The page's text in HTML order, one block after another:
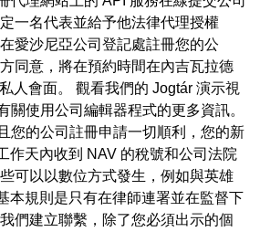
一名代表並給予他法律代理授權
愛沙尼亞公司登記處註冊您的公
同意，將在預約時間在內吉瓦拉德
人會面。 觀看我們的 Jogtár 演示視
關使用公司編輯器程式的更多資訊。
您的公司註冊申請一切順利，您的新
作天內收到 NAV 的稅號和公司法院
可以以數位方式發生，例如與英雄
本規則是只有在律師連署並在監督下
們建立聯繫，除了您必須出示的個